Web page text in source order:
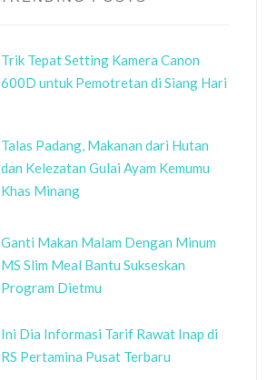
Trik Tepat Setting Kamera Canon
600D untuk Pemotretan di Siang Hari
Talas Padang, Makanan dari Hutan
dan Kelezatan Gulai Ayam Kemumu
Khas Minang
Ganti Makan Malam Dengan Minum
MS Slim Meal Bantu Sukseskan
Program Dietmu
Ini Dia Informasi Tarif Rawat Inap di
RS Pertamina Pusat Terbaru